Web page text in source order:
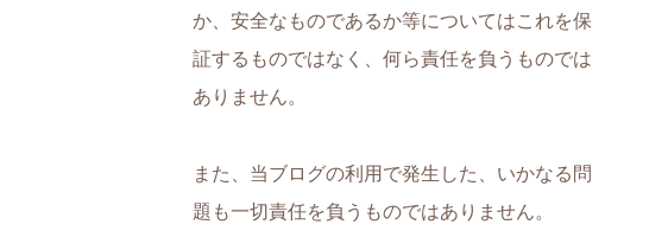
か、安全なものであるか等についてはこれを保
証するものではなく、何ら責任を負うものでは
ありません。
また、当ブログの利用で発生した、いかなる問
題も一切責任を負うものではありません。